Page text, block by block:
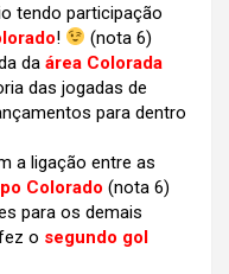
tendo participação
!
(nota 6)
da área Colorada
das jogadas de
para dentro
a ligação entre as
Colorado (nota 6)
para os demais
o segundo gol